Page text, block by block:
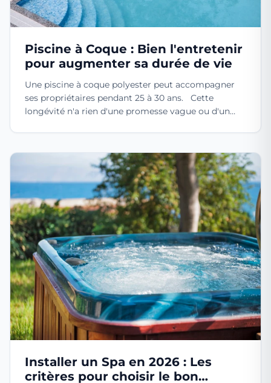
Piscine à Coque : Bien l'entretenir
pour augmenter sa durée de vie
Une piscine à coque polyester peut accompagner
ses propriétaires pendant 25 à 30 ans. Cette
longévité n'a rien d'une promesse vague ou d'un
Installer un Spa en 2026 : Les
critères pour choisir le bon